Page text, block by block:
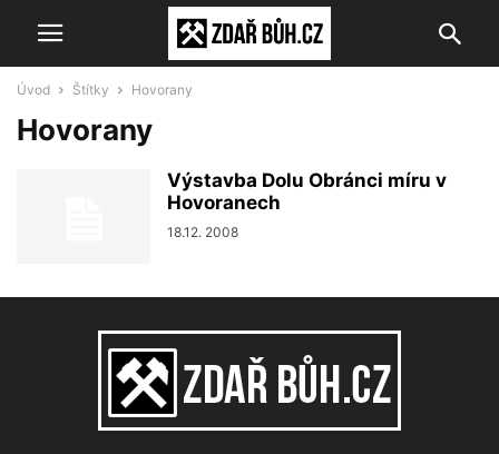
Úvod Štítky Hovorany
Hovorany
Výstavba Dolu Obránci míru v
Hovoranech
18.12. 2008